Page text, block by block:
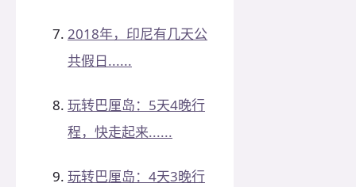
2018年，印尼有几天公
共假日......
玩转巴厘岛：5天4晚行
程，快走起来......
玩转巴厘岛：4天3晚行